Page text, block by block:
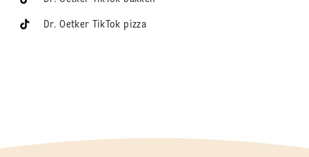
Dr. Oetker TikTok pizza